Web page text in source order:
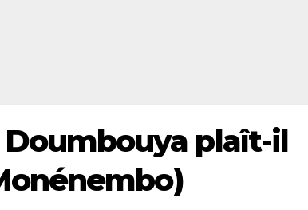
plaît-il